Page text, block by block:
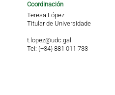
Coordinación
Teresa López
Titular de Universidade
t.lopez@udc.gal
Tel: (+34) 881 011 733